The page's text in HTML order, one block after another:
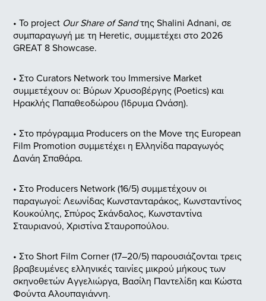
• Το project Our Share of Sandτης Shalini Adnani, σε
συμπαραγωγή με τη Heretic, συμμετέχει στο 2026
GREAT 8 Showcase.
• Στο Curators Network του Immersive Market
συμμετέχουν οι: Βύρων Χρυσοβέργης (Poetics) και
Ηρακλής Παπαθεοδώρου (Ίδρυμα Ωνάση).
• Στο πρόγραμμα Producers on the Move της European
Film Promotion συμμετέχει η Ελληνίδα παραγωγός
Δανάη Σπαθάρα.
• Στο Producers Network (16/5) συμμετέχουν οι
παραγωγοί: Λεωνίδας Κωνστανταράκος, Κωνσταντίνος
Κουκούλης, Σπύρος Σκάνδαλος, Κωνσταντίνα
Σταυριανού, Χριστίνα Σταυροπούλου.
• Στο Short Film Corner (17–20/5) παρουσιάζονται τρεις
βραβευμένες ελληνικές ταινίες μικρού μήκους των
σκηνοθετών Αγγελιώργα, Βασίλη Παντελίδη και Κώστα
Φούντα Αλουπαγιάννη.